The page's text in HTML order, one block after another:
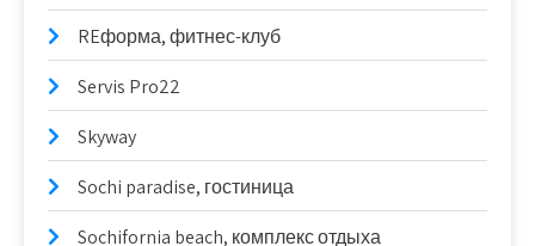
REформа, фитнес-клуб
Servis Pro22
Skyway
Sochi paradise, гостиница
Sochifornia beach, комплекс отдыха